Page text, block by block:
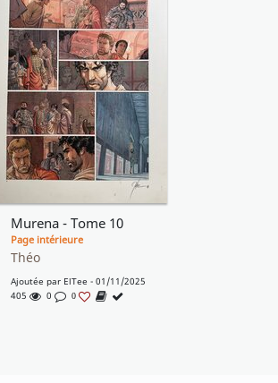
Murena - Tome 10
Page intérieure
Théo
Ajoutée par ElTee - 01/11/2025
405
0 0